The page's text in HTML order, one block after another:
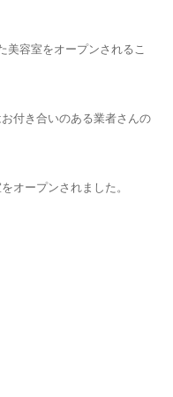
美容室をオープンされるこ
付き合いのある業者さんの
オープンされました。